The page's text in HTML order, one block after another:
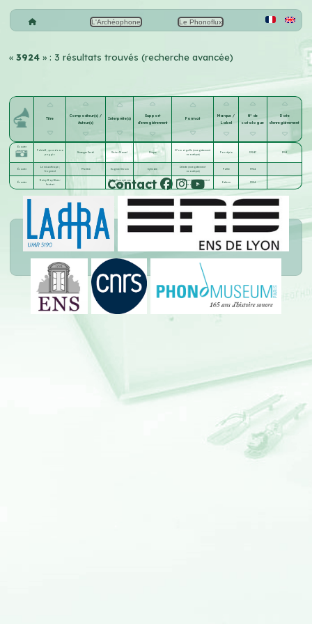
L'Archéophone Le Phonoflux
« 3924» : 3 résultats trouvés (recherche avancée)
Titre
Compositeur(s) /
Auteur(s)
Interprète(s)
Support
d'enregistrement
Format
Marque /
Label
N° de
catalogue
Date
d'enregistrement
Écouter
Falstaff ; quando era
paggio
Giuseppe Verdi Victor Maurel Disque
27 cm aiguille (enregistrement
acoustique)
Fonotipia 39247 1904
Écouter
Le misanthrope ;
fragment
Molière Eugène Silvain Cylindre
Céleste (enregistrement
acoustique)
Pathé 3924
Écouter
Rainy Day Blues -
foxtrot
Yerkes Saxophone
Sextette
Cylindre
Blue Amberol (enregistrement
acoustique)
Edison 3924
Contact